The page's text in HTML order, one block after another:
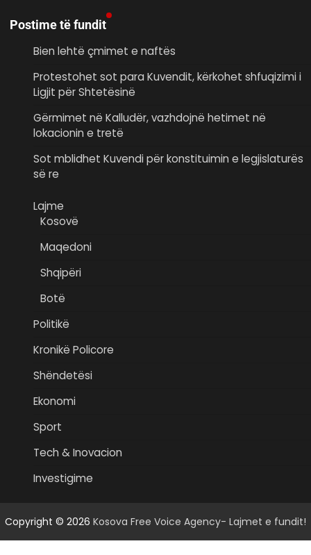
Postime të fundit
Bien lehtë çmimet e naftës
Protestohet sot para Kuvendit, kërkohet shfuqizimi i
Ligjit për Shtetësinë
Gërmimet në Kalludër, vazhdojnë hetimet në
lokacionin e tretë
Sot mblidhet Kuvendi për konstituimin e legjislaturës
së re
Lajme
Kosovë
Maqedoni
Shqipëri
Botë
Politikë
Kronikë Policore
Shëndetësi
Ekonomi
Sport
Tech & Inovacion
Investigime